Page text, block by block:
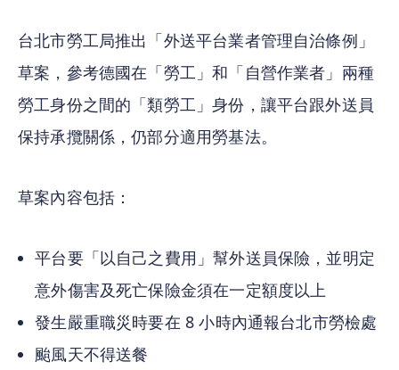
台北市勞工局推出「外送平台業者管理自治條例」
草案，參考德國在「勞工」和「自營作業者」兩種
勞工身份之間的「類勞工」身份，讓平台跟外送員
保持承攬關係，仍部分適用勞基法。
草案內容包括：
平台要「以自己之費用」幫外送員保險，並明定
意外傷害及死亡保險金須在一定額度以上
發生嚴重職災時要在 8 小時內通報台北市勞檢處
颱風天不得送餐